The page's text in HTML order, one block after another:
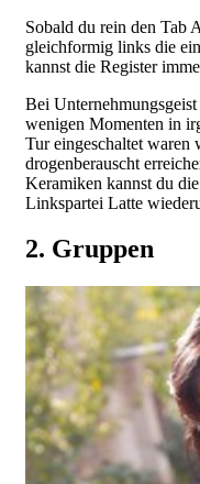
Sobald du rein den Tab
gleichformig links die
kannst die Register
Bei
wenigen Momenten in
Tur eingeschaltet waren
drogenberauscht
Keramiken kannst du
Linkspartei Latte
2. Gruppen